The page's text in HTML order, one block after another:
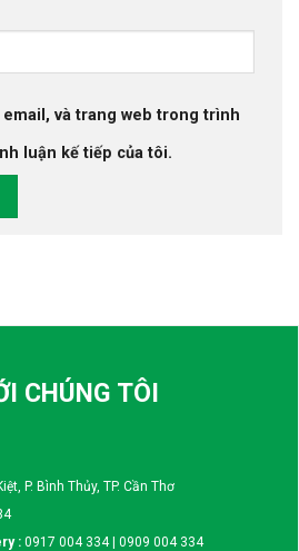
email, và trang web trong trình
luận kế tiếp của tôi.
CHÚNG TÔI
P. Bình Thủy, TP. Cần Thơ
: 0917 004 334 | 0909 004 334